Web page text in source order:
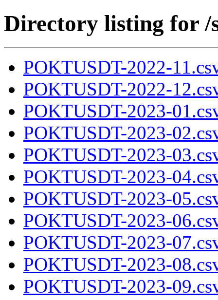
Directory listing for /
POKTUSDT-2022-
POKTUSDT-2022-
POKTUSDT-2023-
POKTUSDT-2023-
POKTUSDT-2023-
POKTUSDT-2023-
POKTUSDT-2023-
POKTUSDT-2023-
POKTUSDT-2023-
POKTUSDT-2023-
POKTUSDT-2023-